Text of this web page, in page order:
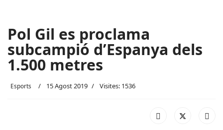
Pol Gil es proclama
subcampió d’Espanya dels
1.500 metres
Esports 15 Agost 2019 Visites: 1536